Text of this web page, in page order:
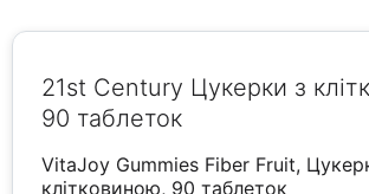
21st Century Цукерки з
90 таблеток
VitaJoy Gummies Fiber Fruit,
клітковиною, 90 таблеток